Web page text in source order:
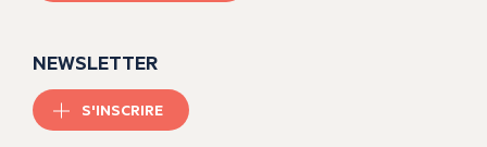
NEWSLETTER
S'INSCRIRE